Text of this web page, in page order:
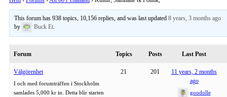
This forum has 938 topics, 10,156 replies, and was last updated8 years, 3 months ago
by
Buck Et
Forum Topics Posts Last Post
Välgörenhet
I och med forumträffen i Stockholm
samlades 5,000 kr in. Detta blir starten
21 201
11 years, 2 months
ago
goodolle